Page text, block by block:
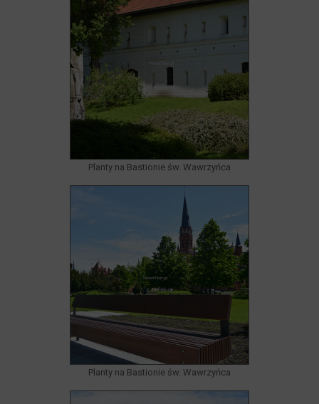
Planty na Bastionie św. Wawrzyńca
Planty na Bastionie św. Wawrzyńca